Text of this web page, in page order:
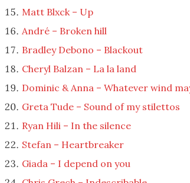
Matt Blxck – Up
André – Broken hill
Bradley Debono – Blackout
Cheryl Balzan – La la land
Dominic & Anna – Whatever wind
Greta Tude – Sound of my stilettos
Ryan Hili – In the silence
Stefan – Heartbreaker
Giada – I depend on you